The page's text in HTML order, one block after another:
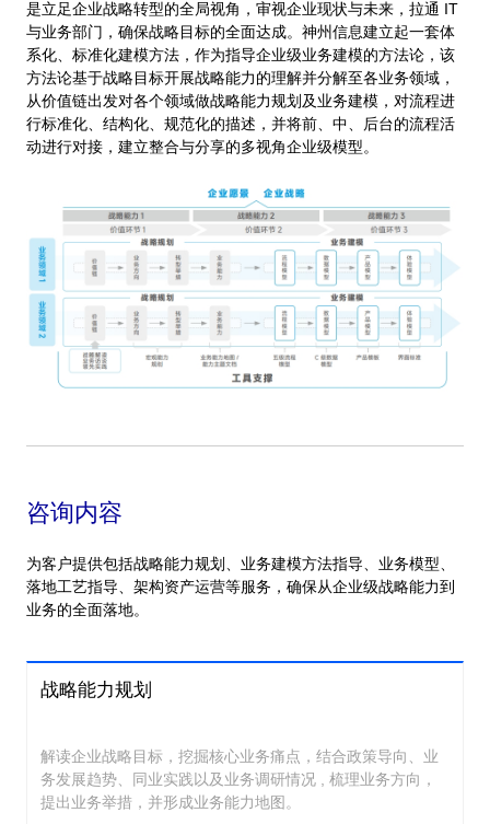
是立足企业战略转型的全局视角，审视企业现状与未来，拉通 IT
与业务部门，确保战略目标的全面达成。神州信息建立起一套体
系化、标准化建模方法，作为指导企业级业务建模的方法论，该
方法论基于战略目标开展战略能力的理解并分解至各业务领域，
从价值链出发对各个领域做战略能力规划及业务建模，对流程进
行标准化、结构化、规范化的描述，并将前、中、后台的流程活
动进行对接，建立整合与分享的多视角企业级模型。
咨询内容
为客户提供包括战略能力规划、业务建模方法指导、业务模型、
落地工艺指导、架构资产运营等服务，确保从企业级战略能力到
业务的全面落地。
战略能力规划
解读企业战略目标，挖掘核心业务痛点，结合政策导向、业
务发展趋势、同业实践以及业务调研情况 , 梳理业务方向，
提出业务举措，并形成业务能力地图。